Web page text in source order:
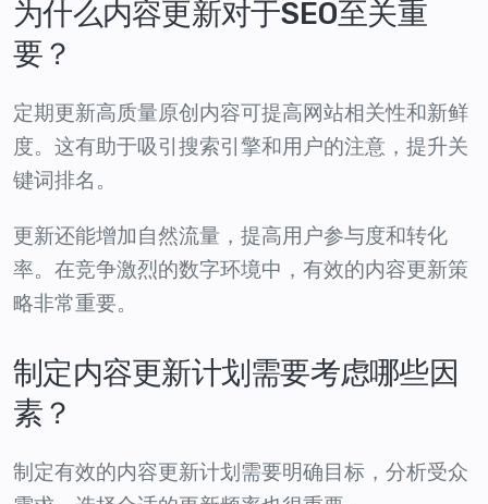
为什么内容更新对于SEO至关重
要？
定期更新高质量原创内容可提高网站相关性和新鲜
度。这有助于吸引搜索引擎和用户的注意，提升关
键词排名。
更新还能增加自然流量，提高用户参与度和转化
率。在竞争激烈的数字环境中，有效的内容更新策
略非常重要。
制定内容更新计划需要考虑哪些因
素？
制定有效的内容更新计划需要明确目标，分析受众